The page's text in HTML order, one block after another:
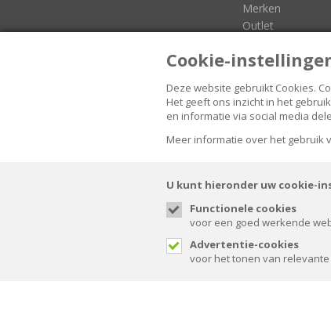
Cookie-
Deze website gebruikt Cookies.
Het geeft ons inzicht in het
en informatie via social media
Meer informatie over het gebruik
U kunt hieronder uw cookie-
Functionele cookies
voor een goed werkende
Advertentie-cookies
voor het tonen van
Merken
Outlet
© Spaansen 2026. All rights reserved.